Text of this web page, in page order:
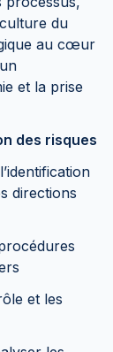
du
au cœur
et la prise
des risques
directions
et les